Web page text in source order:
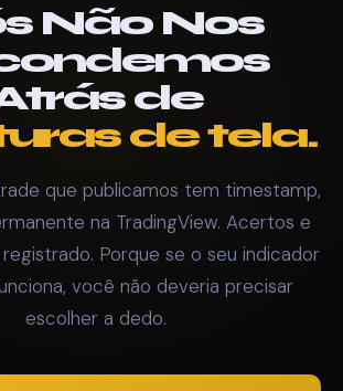
Não Nos
de
de tela.
que publicamos tem timestamp,
na TradingView. Acertos e
Porque se o seu indicador
você não deveria precisar
escolher a dedo.